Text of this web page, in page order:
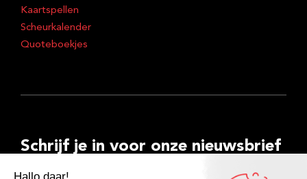
Kaartspellen
Scheurkalender
Quoteboekjes
Schrijf je in voor onze nieuwsbrief